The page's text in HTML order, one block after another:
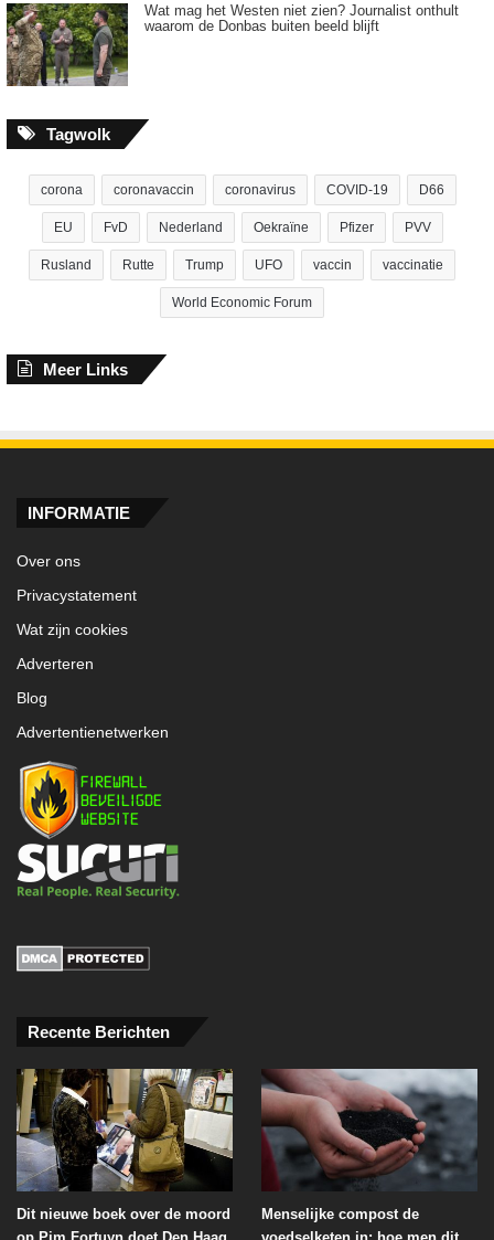
Wat mag het Westen niet zien? Journalist onthult
waarom de Donbas buiten beeld blijft
Tagwolk
corona coronavaccin coronavirus COVID-19 D66
EU FvD Nederland Oekraïne Pfizer PVV
Rusland Rutte Trump UFO vaccin vaccinatie
World Economic Forum
Meer Links
INFORMATIE
Over ons
Privacystatement
Wat zijn cookies
Adverteren
Blog
Advertentienetwerken
Recente Berichten
Dit nieuwe boek over de moord
Menselijke compost de